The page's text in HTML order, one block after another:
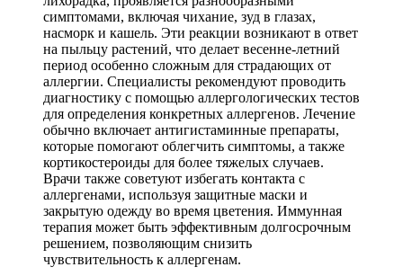
симптомами, включая чихание, зуд в глазах,
насморк и кашель. Эти реакции возникают в ответ
на пыльцу растений, что делает весенне-летний
период особенно сложным для страдающих от
аллергии. Специалисты рекомендуют проводить
диагностику с помощью аллергологических тестов
для определения конкретных аллергенов. Лечение
обычно включает антигистаминные препараты,
которые помогают облегчить симптомы, а также
кортикостероиды для более тяжелых случаев.
Врачи также советуют избегать контакта с
аллергенами, используя защитные маски и
закрытую одежду во время цветения. Иммунная
терапия может быть эффективным долгосрочным
решением, позволяющим снизить
чувствительность к аллергенам.